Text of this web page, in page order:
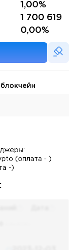
1,00%
1 700 619
0,00%
(оплата - )
-)